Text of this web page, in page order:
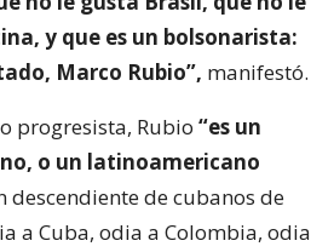
y que es un bolsonarista:
Marco Rubio”, manifestó.
progresista, Rubio “es un
o un latinoamericano
descendiente de cubanos de
a Cuba, odia a Colombia, odia